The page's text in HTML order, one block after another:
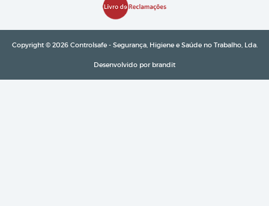
Copyright © 2026 Controlsafe - Segurança, Higiene e Saúde no Trabalho, Lda.
Desenvolvido por brandit